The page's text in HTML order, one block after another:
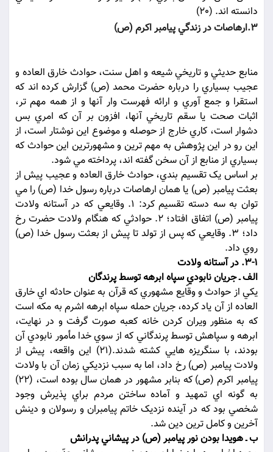
دانسته اند. (20)
3.ارهاصات در زندگي پيامبر اکرم (ص)
منابع حديثي و تاريخي شيعه و اهل سنت، حوادث خارق العاده و
عجيب بسياري را درباره حضرت محمد (ص) گزارش کرده اند که
استقرا و جمع آوري و ارائه فهرست وار آنها و از همه مهم تر،
اثبات صحت يا سقم تاريخي آنها، افزون بر آن که امري بس
دشوار است، کاري خارج از حوصله و موضوع اين نوشتار است، از
اين رو در اين پژوهش به مهم ترين و مشهورترين اين حوادث که
بسياري از منابع از آن سخن گفته اند، پرداخته مي شود.
بر اساس يک تقسيم بندي، حوادث خارق العاده و عجيب پيش از
بعثت پيامبر (ص) يا همان ارهاصات درباره رسول خدا (ص) را مي
توان به سه دسته تقسيم کرد: 1. وقايعي که در آستانه ولادت
پيامبر (ص) اتفاق افتاد؛ 2. حوادثي که هنگام ولادت حضرت رخ
داد؛ 3. وقايعي که پس از تولد تا پيش از بعثت رسول خدا (ص)
روي داد.
3-1. در آستانه ولادت
الف ـ جريان نابوديِ سپاه ابرهه توسط پرندگان
يکي از حوادث و وقايع مشهوري که قرآن به عنوان حادثه اي خارق
العاده از آن ياد کرده، جريان حمله سپاه ابرهه اشرم به مکه است
که به منظور ويران کردن خانه کعبه صورت گرفت و در نهايت،
ابرهه و سپاهش توسط پرندگاني که از سوي خدا مأمور نابودي آن
بودند، با سنگريزه هايي کشته شدند.(21) اين واقعه، پيش از
ولادت پيامبر (ص) رخ داد، اما به سبب نزديکي زمان آن با ولادت
پيامبر اکرم (ص) که بنابر مشهور در همان سال بوده است، (22)
به گونه اي تمهيد و آماده ساختن مردم براي پذيرش وجود
شخصي بود که در آينده نزديک خاتم پيامبران و رسولان و دينش
آخرين و کامل ترين دين شد.
ب ـ هويدا بودن نور پيامبر (ص) در پيشاني پدرانش